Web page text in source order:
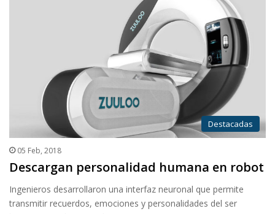
Destacadas
05 Feb, 2018
Descargan personalidad humana en robot
Ingenieros desarrollaron una interfaz neuronal que permite
transmitir recuerdos, emociones y personalidades del ser